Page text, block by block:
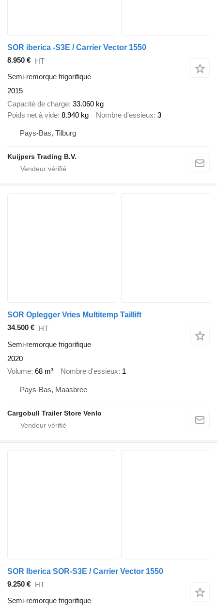
SOR iberica -S3E / Carrier Vector 1550
8.950 € HT
Semi-remorque frigorifique
2015
Capacité de charge 33.060 kg
Poids net à vide 8.940 kg Nombre d'essieux 3
Pays-Bas, Tilburg
Kuijpers Trading B.V.
SOR Oplegger Vries Multitemp Taillift
34.500 € HT
Semi-remorque frigorifique
2020
Volume 68 m³ Nombre d'essieux 1
Pays-Bas, Maasbree
Cargobull Trailer Store Venlo
SOR Iberica SOR-S3E / Carrier Vector 1550
9.250 € HT
Semi-remorque frigorifique